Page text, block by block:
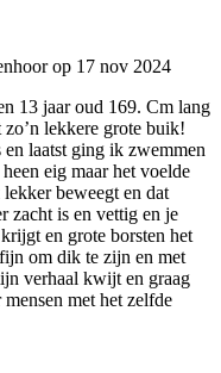
op 17 nov 2024
13 jaar oud 169. Cm lang
lekkere grote buik!
laatst ging ik zwemmen
eig maar het voelde
beweegt en dat
zacht is en vettig en je
en grote borsten het
om dik te zijn en met
verhaal kwijt en graag
met het zelfde